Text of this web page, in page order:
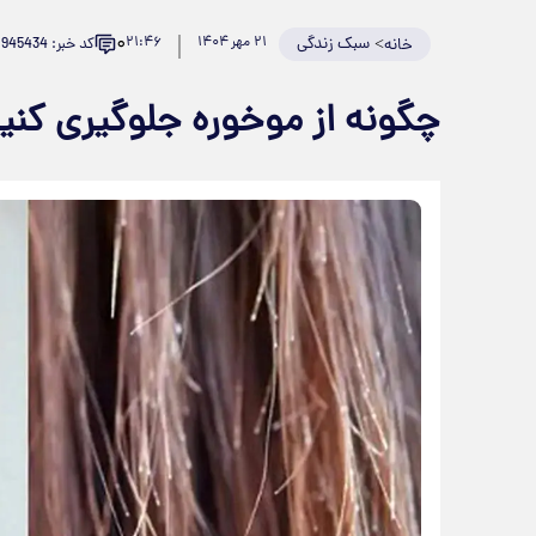
خانه>سبک زندگی ۲۱ مهر ۱۴۰۴ ۲۱:۴۶۰ کد خبر: 945434
چگونه از موخوره جلوگیری